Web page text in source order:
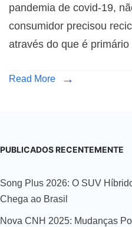
pandemia de covid-19,
consumidor precisou
através do que é
Read More
PUBLICADOS RECENTEMENTE
Song Plus 2026: O SUV
Chega ao Brasil
Nova CNH 2025: Mudanças